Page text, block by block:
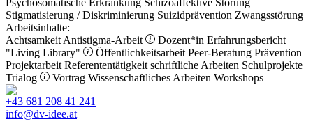
Psychosomatische Erkrankung Schizoaffektive Störung
Stigmatisierung / Diskriminierung Suizidprävention Zwangsstörung
Arbeitsinhalte:
Achtsamkeit Antistigma-Arbeit Dozent*in Erfahrungsbericht
"Living Library"
Öffentlichkeitsarbeit Peer-Beratung Prävention
Projektarbeit Referententätigkeit schriftliche Arbeiten Schulprojekte
Trialog
Vortrag Wissenschaftliches Arbeiten Workshops
+43 681 208 41 241
info@dv-idee.at